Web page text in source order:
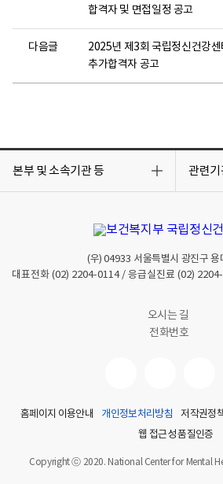
합격자 및 면접일정 공고
다음글
2025년 제3회 국립정신건강
추가합격자 공고
본부 및 소속기관 등
기
관련기
기
(우)04933 서울특별시 광진구 용
대표전화 (02) 2204-0114/ 응급실진료 (02)
오시는 길
전화번호
홈페이지 이용안내 개인정보처리방침 저작권정
웹 접근성 품질인증
Copyright ⓒ 2020. National Center for Mental